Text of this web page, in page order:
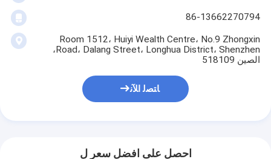
86-13662270794
Room 1512، Huiyi Wealth Centre، No.9 Zhongxin
Road، Dalang Street، Longhua District، Shenzhen،
الصين 518109
ﺎﺘﺼﻟ ﺍﻶﻧ
احصل على افضل سعر ل